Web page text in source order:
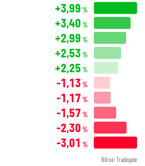
+3,99 %
+3,40 %
+2,99 %
+2,53 %
+2,25 %
-1,13 %
-1,17 %
-1,57 %
-2,30 %
-3,01 %
Börse: Tradegate